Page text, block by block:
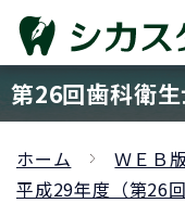
第26回歯科衛
ホーム
ＷＥＢ
平成29年度（第26回